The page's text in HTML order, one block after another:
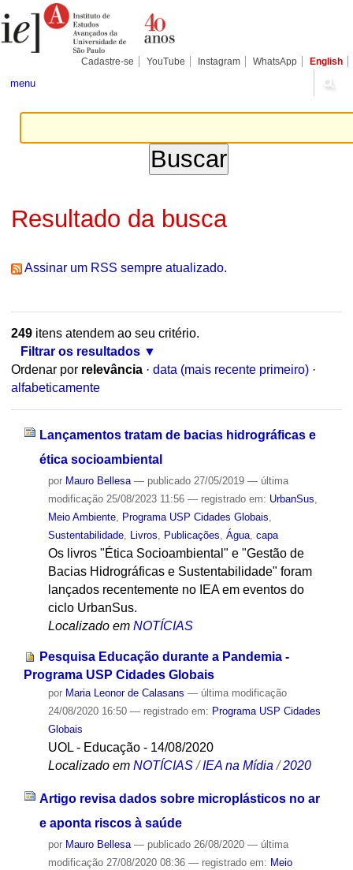
para
conteúdo.
Pessoais
Cadastre-se YouTube Instagram WhatsApp English
menu
Resultado da busca
Assinar um RSS sempre atualizado.
249itens atendem ao seu critério.
Filtrar os resultados
Ordenar por relevância · data (mais recente primeiro) ·
alfabeticamente
Lançamentos tratam de bacias hidrográficas e
ética socioambiental
por Mauro Bellesa — publicado27/05/2019 — última
modificação25/08/2023 11:56 — registrado em: UrbanSus
Meio Ambiente, Programa USP Cidades Globais
Sustentabilidade, Livros Publicações Água, capa
Os livros "Ética Socioambiental" e "Gestão de
Bacias Hidrográficas e Sustentabilidade" foram
lançados recentemente no IEA em eventos do
ciclo UrbanSus.
Localizado em NOTÍCIAS
Pesquisa Educação durante a Pandemia -
Programa USP Cidades Globais
por Maria Leonor de Calasans — última modificação
24/08/2020 16:50 — registrado em: Programa USP Cidades
Globais
UOL - Educação - 14/08/2020
Localizado em NOTÍCIAS /IEA na Mídia /2020
Artigo revisa dados sobre microplásticos no ar
e aponta riscos à saúde
por Mauro Bellesa — publicado26/08/2020 — última
modificação27/08/2020 08:36 — registrado em: Meio